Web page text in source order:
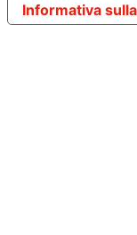
Informativa